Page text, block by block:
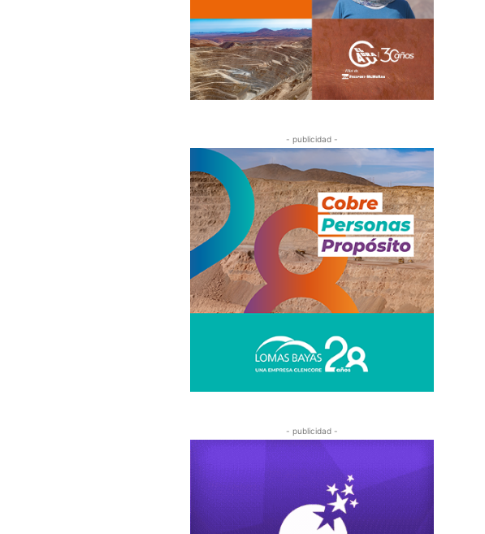
- publicidad -
- publicidad -